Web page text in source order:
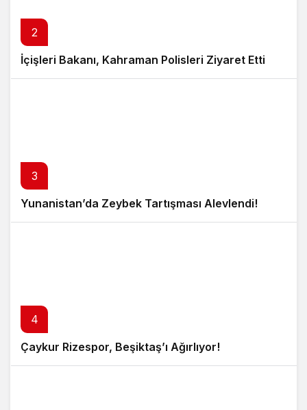
2
İçişleri Bakanı, Kahraman Polisleri Ziyaret Etti
3
Yunanistan’da Zeybek Tartışması Alevlendi!
4
Çaykur Rizespor, Beşiktaş’ı Ağırlıyor!